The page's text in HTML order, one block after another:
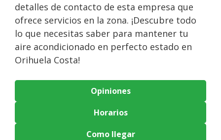
detalles de contacto de esta empresa que
ofrece servicios en la zona. ¡Descubre todo
lo que necesitas saber para mantener tu
aire acondicionado en perfecto estado en
Orihuela Costa!
Opiniones
Horarios
Como llegar